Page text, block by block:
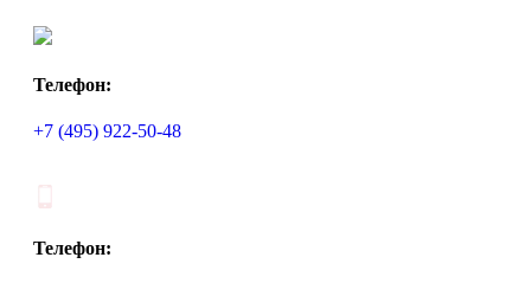
Телефон:
+7 (495) 922-50-48
Телефон: